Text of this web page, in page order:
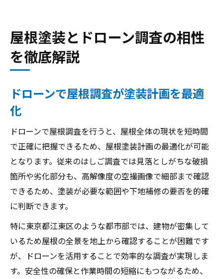
屋根塗装とドローン調査の相性
を徹底解説
ドローンで屋根調査が塗装計画を最適
化
ドローンで屋根調査を行うと、屋根全体の現状を短時間
で正確に把握できるため、屋根塗装計画の最適化が可能
となります。従来のはしご調査では見落としがちな破損
箇所や劣化部分も、高解像度の空撮画像で細部まで確認
できるため、塗装が必要な範囲や下地補修の要否を的確
に判断できます。
特に東京都江東区のような都市部では、建物が密集して
いるため屋根の全景を地上から確認することが困難です
が、ドローンを活用することで効率的な調査が実現しま
す。安全性の確保と作業時間の短縮にもつながるため、